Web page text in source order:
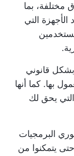
مختلفة، بما
التي
قانوني
بها. كما أنها
يحق لك
البرمجيات
يتمكنوا من